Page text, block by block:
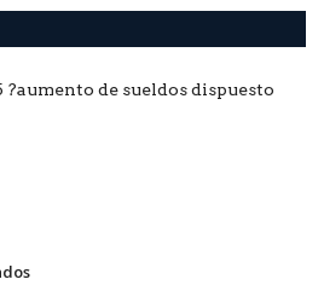
?aumento de sueldos dispuesto